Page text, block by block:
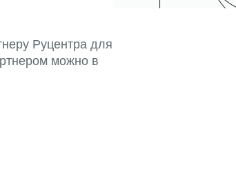
Руцентра для
можно в